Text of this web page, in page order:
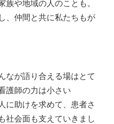
族や地域の人のことも。
、仲間と共に私たちもが
なが語り合える場はとて
護師の力は小さい
に助けを求めて、患者さ
社会面も支えていきまし